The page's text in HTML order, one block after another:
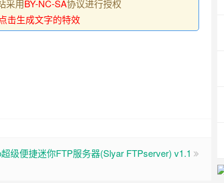
采用BY-NC-SA协议进行授权
击生成文字的特效
级便捷迷你FTP服务器(Slyar FTPserver) v1.1